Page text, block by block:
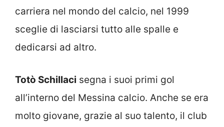
carriera nel mondo del calcio, nel 1999
sceglie di lasciarsi tutto alle spalle e
dedicarsi ad altro.
Totò Schillaci segna i suoi primi gol
all’interno del Messina calcio. Anche se era
molto giovane, grazie al suo talento, il club